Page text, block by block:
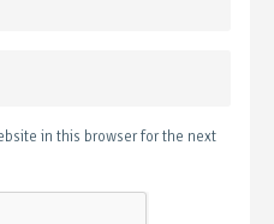
in this browser for the next